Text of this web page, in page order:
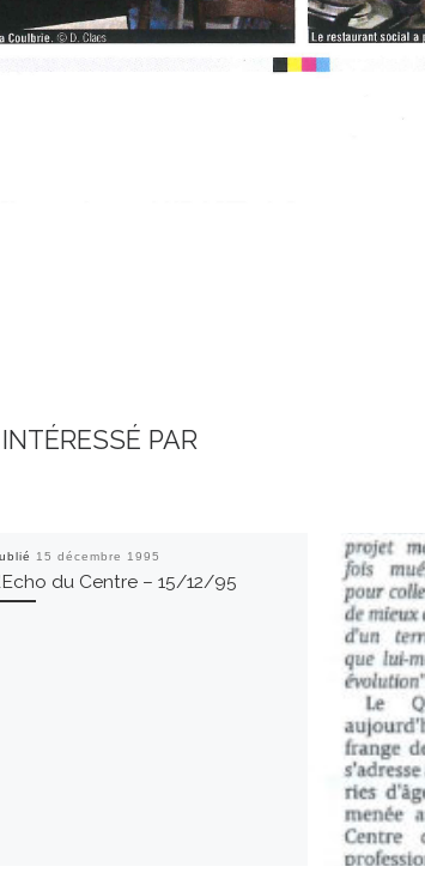
PAR
15 décembre 1995
du Centre – 15/12/95